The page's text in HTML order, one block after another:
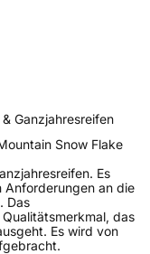
Ganzjahresreifen
Snow Flake
Es
Anforderungen an die
Das
das
Es wird von